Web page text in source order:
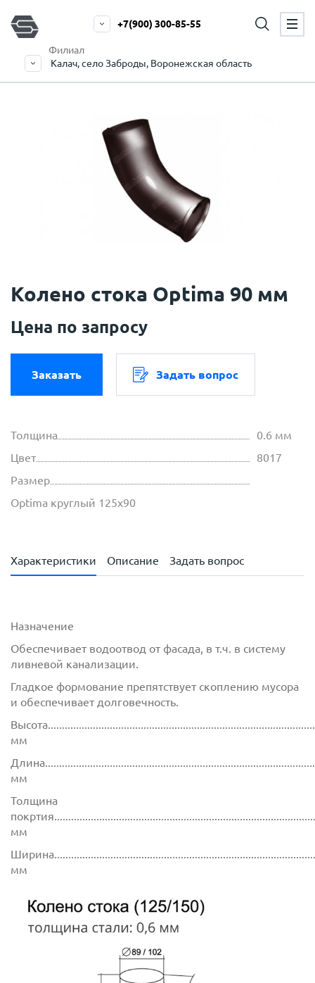
Филиал
Калач, село Заброды, Воронежская область
+7(900) 300-85-55
Колено стока Optima 90 мм
Цена по запросу
Заказать Задать вопрос
Толщина
0.6 мм
Цвет
8017
Размер
Optima круглый 125х90
Характеристики Описание Задать вопрос
Назначение
Обеспечивает водоотвод от фасада, в т.ч. в систему
ливневой канализации.
Гладкое формование препятствует скоплению мусора
и обеспечивает долговечность.
мм
мм
Толщина
мм
мм